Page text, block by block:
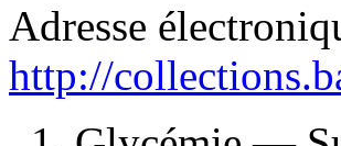
Adresse
http://